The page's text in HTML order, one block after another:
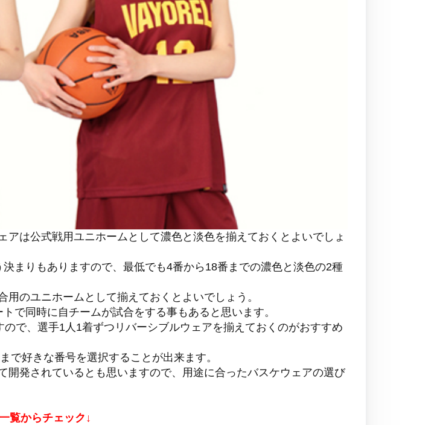
は公式戦用ユニホームとして濃色と淡色を揃えておくとよいでしょ
まりもありますので、最低でも4番から18番までの濃色と淡色の2種
のユニホームとして揃えておくとよいでしょう。
で同時に自チームが試合をする事もあると思います。
で、選手1人1着ずつリバーシブルウェアを揃えておくのがおすすめ
で好きな番号を選択することが出来ます。
発されているとも思いますので、用途に合ったバスケウェアの選び
覧からチェック↓